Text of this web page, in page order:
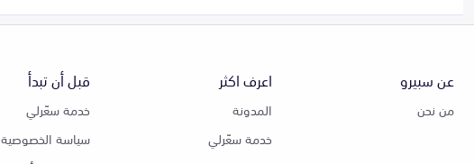
عن سبيرو
من نحن
اعرف اكثر
المدونة
خدمة سعّرلي
قبل أن تبدأ
خدمة سعّرلي
سياسة الخصوصية